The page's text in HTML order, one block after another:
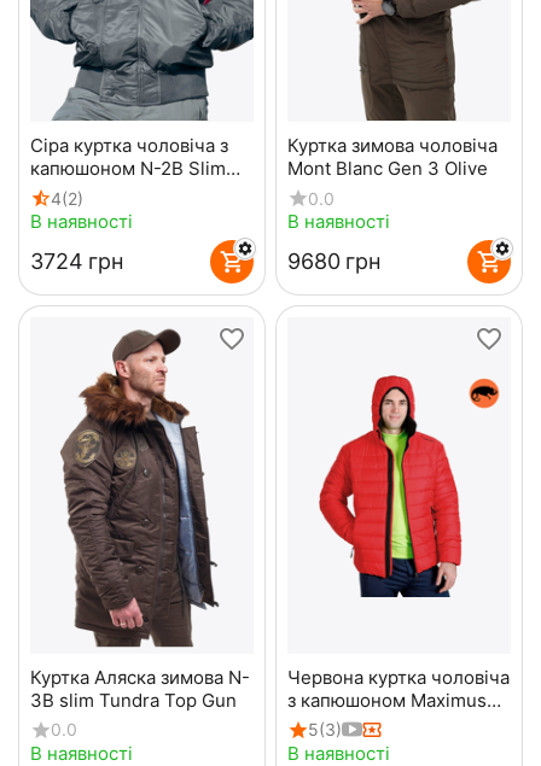
Сіра куртка чоловіча з
капюшоном N-2B Slim
Gray зимовий бомбер
4(2)
В наявності
‍3724‍ грн
Куртка зимова чоловіча
Mont Blanc Gen 3 Olive
0.0
В наявності
‍9680‍ грн
Куртка Аляска зимова N-
3B slim Tundra Top Gun
0.0
В наявності
Червона куртка чоловіча
з капюшоном Maximus
Red
5(3)
В наявності